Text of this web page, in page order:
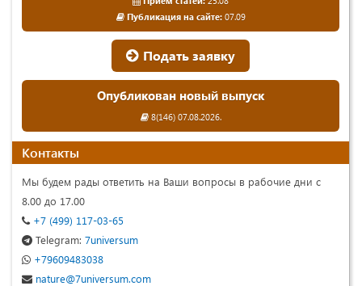
Публикация на сайте:07.09
Подать заявку
Опубликован новый выпуск
8(146) 07.08.2026.
Контакты
Мы будем рады ответить на Ваши вопросы в рабочие дни с
8.00 до 17.00
+7 (499) 117-03-65
Telegram: 7universum
+79609483038
nature@7universum.com